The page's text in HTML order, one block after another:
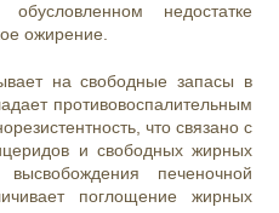
недостатке
ожирение.
на свободные запасы в
противовоспалительным
что связано с
и свободных жирных
печеночной
поглощение жирных